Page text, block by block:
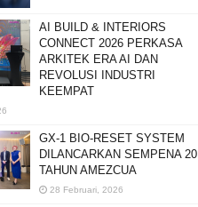
AI BUILD & INTERIORS
CONNECT 2026 PERKASA
ARKITEK ERA AI DAN
REVOLUSI INDUSTRI
KEEMPAT
GX-1 BIO-RESET SYSTEM
DILANCARKAN SEMPENA 20
TAHUN AMEZCUA
28 Februari, 2026